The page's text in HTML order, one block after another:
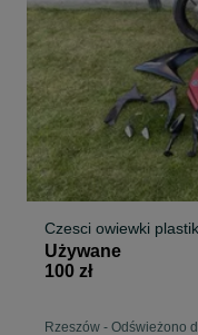
Czesci owiewki
Używane
100 zł
Rzeszów - Odświeżono